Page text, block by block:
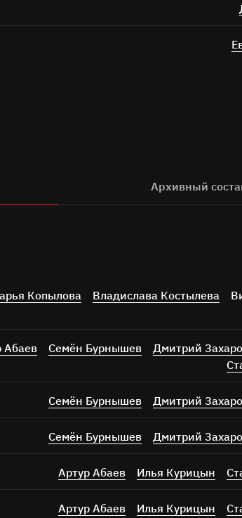
Архивный
Копылова Владислава Костылева
Абаев Семён Бурнышев Дмитрий
Семён Бурнышев Дмитрий
Семён Бурнышев Дмитрий
Артур Абаев Илья Курицын
Артур Абаев Илья Курицын